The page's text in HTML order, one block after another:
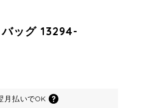
ッグ 13294-
月払いでOK